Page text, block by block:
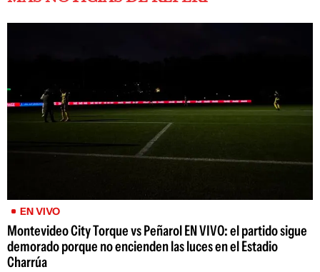
EN VIVO
Montevideo City Torque vs Peñarol EN VIVO: el partido sigue
demorado porque no encienden las luces en el Estadio
Charrúa